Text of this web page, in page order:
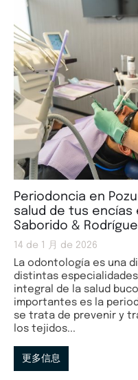
Periodoncia en
salud de tus encías
Saborido &
14 de 1 月 de 2026
La odontología es una
distintas
integral de la salud
importantes es la
se trata de prevenir y
los tejidos...
更多信息